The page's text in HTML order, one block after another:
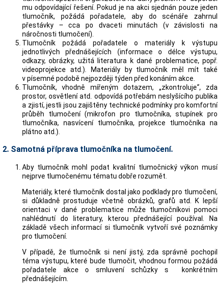
mu odpovídající řešení. Pokud je na akci sjednán pouze jeden
tlumočník, požádá pořadatele, aby do scénáře zahrnul
přestávky – cca po dvaceti minutách (v závislosti na
náročnosti tlumočení).
Tlumočník požádá pořadatele o materiály k výstupu
jednotlivých přednášejících (informace o délce výstupu,
odkazy, obrázky, užitá literatura k dané problematice, popř.
videoprojekce atd.). Materiály by tlumočník měl mít také
v písemné podobě nejpozději týden před konáním akce.
Tlumočník, vhodně mířeným dotazem, „zkontroluje“, zda
prostor, osvětlení atd. odpovídá potřebám neslyšícího publika
a zjistí, jestli jsou zajištěny technické podmínky pro komfortní
průběh tlumočení (mikrofon pro tlumočníka, stupínek pro
tlumočníka, nasvícení tlumočníka, projekce tlumočníka na
plátno atd.).
2. Samotná příprava tlumočníka na tlumočení.
Aby tlumočník mohl podat kvalitní tlumočnický výkon musí
nejprve tlumočenému tématu dobře rozumět.
Materiály, které tlumočník dostal jako podklady pro tlumočení,
si důkladně prostuduje včetně obrázků, grafů atd. K lepší
orientaci v dané problematice může tlumočníkovi pomoci
nahlédnutí do literatury, kterou přednášející používal. Na
základě všech informací si tlumočník vytvoří své poznámky
pro tlumočení.
V případě, že tlumočník si není jistý, zda správně pochopil
téma výstupu, které bude tlumočit, vhodnou formou požádá
pořadatele akce o smluvení schůzky s konkrétním
přednášejícím.